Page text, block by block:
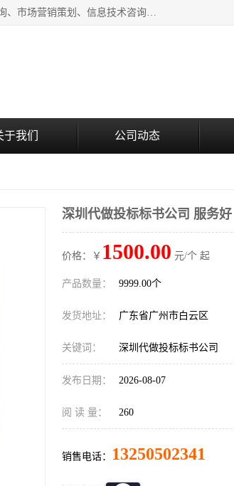
广州中赢信息科技有限公司主营：财务审计报告、投标审计报告、审计报告收费、企业管理咨询、市场营销策划、信息技术咨询服务、广告制作、会议及展览服务、软件开发
于我们 公司动态
深圳代做投标标书公司 服务好
价格：￥ 1500.00 元/个 起
产品数量： 9999.00个
发货地址： 广东省广州市白云区
关键词： 深圳代做投标标书公司
发布日期： 2026-08-07
阅 读 量： 260
销售电话： 13250502341